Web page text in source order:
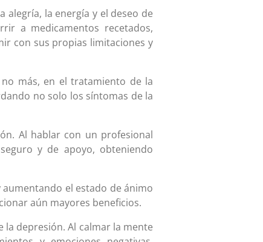
alegría, la energía y el deseo de
a medicamentos recetados,
con sus propias limitaciones y
más, en el tratamiento de la
no solo los síntomas de la
Al hablar con un profesional
y de apoyo, obteniendo
el estado de ánimo
aún mayores beneficios.
depresión. Al calmar la mente